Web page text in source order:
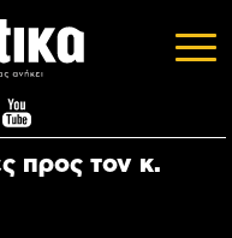
προς τον κ.